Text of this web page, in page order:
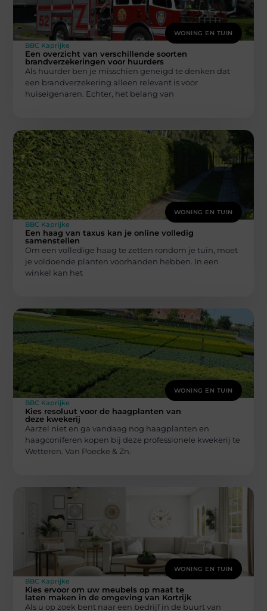
WONING EN TUIN
BBC Kaprijke
Een overzicht van verschillende soorten
brandverzekeringen voor huurders
Als huurder ben je misschien geneigd te denken dat
een brandverzekering alleen relevant is voor
huiseigenaren. Echter, het belang van
WONING EN TUIN
BBC Kaprijke
Een haag van taxus kan je online volledig
samenstellen
Om een volledige haag te zetten rondom je tuin, moet
je voldoende planten voorhanden hebben. In een
winkel kan het
WONING EN TUIN
BBC Kaprijke
Kies resoluut voor de haagplanten van
deze kwekerij
Aarzel niet en ga vandaag nog haagplanten en
haagconiferen kopen bij deze professionele kwekerij te
Wetteren. Van Poecke & Zn.
WONING EN TUIN
BBC Kaprijke
Kies ervoor om uw meubels op maat te
laten maken in de omgeving van Kortrijk
Als u op zoek bent naar een bedrijf in de buurt van